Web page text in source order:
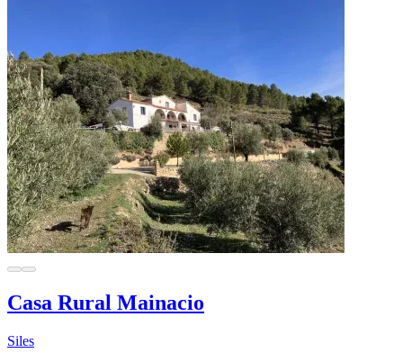
Casa Rural Mainacio
Siles